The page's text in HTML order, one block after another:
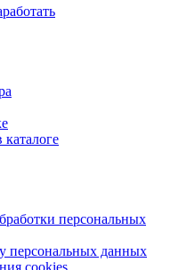
персональных
персональных данных
cookies